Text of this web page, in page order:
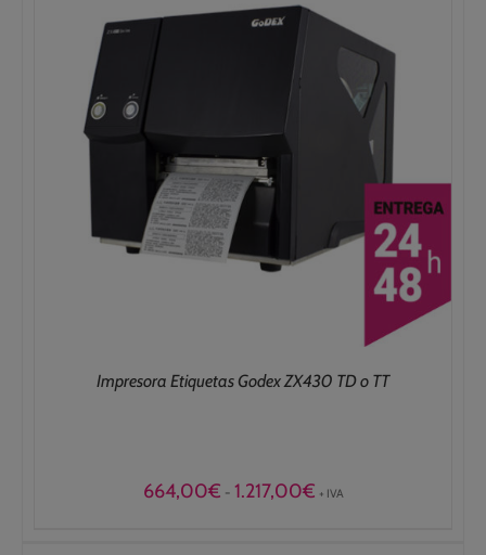
Impresora Etiquetas Godex ZX430 TD o TT
664,00€ - 1.217,00€Rango
+ IVA